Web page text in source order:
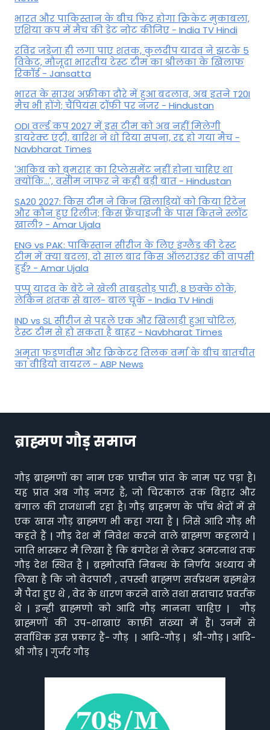
भारत और पाकिस्तान के बीच फिर होगा क्रिकेट मुकाबला,
एशिया कप में मैच की डेट नोट कीजिए - India TV Hindi
रविंद्र जडेजा ही लगा पाए शतक, कुलदीप यादव ने झटके 5
विकेट, मौजूदा भारतीय टेस्ट टीम का श्रीलंका के खिलाफ
रिकॉर्ड - Jansatta
भारत के साउथ अफ्रीका दौरे में हुआ बदलाव, अब इतने T20I
मैच भी होंगे; चैंपियंस ट्रॉफी पर नजर - Hindustan
ODI वर्ल्ड कप 2027 में इस टीम को अब नहीं मिलेगी
डायरेक्ट एंट्री, बारिश ने धो दिया सपना, रद्द हो गया मैच -
Navbharat Times
'आकिब को बुमराह का रिप्लेसमेंट नहीं होना चाहिए था
क्योंकि...', वसीम जाफर ने कही बड़ी बात - Hindustan
SA20 2027: किस टीम ने किन खिलाड़ियों को किया रिटेन
और कौन हुए रिलीज; किस फ्रेंचाइजी के पास कितने स्लॉट
खाली? - Amar Ujala
ENG vs PAK: पाकिस्तान सीरीज के लिए इंग्लैंड की टेस्ट
टीम में क्या बदला, दो साल बाद किस ऑलराउंडर की वापसी
हुई? - Amar Ujala
पप्पू यादव के बेटे ने खेली ताबड़तोड़ पारी, 8 छक्के ठोके,
लेकिन शतक से बाल- बाल चूके - India TV Hindi
IND vs SL सीरीज से पहले एक और खिलाड़ी हुआ चोटिल,
टेस्ट टीम से हो सकता है बाहर - Navbharat Times
अमृता फडणवीस और क्रिकेटर तिलक वर्मा के बीच बातचीत
का वीडियो वायरल - ABP News
ब्राह्मण गौड़ समाज
गौड़ ब्राह्मणों का नाम एक प्राचीन प्रांत के नाम पर पड़ा है।
यह प्रांत अब गौड़ नगर है, जो चिरकाल तक बिहार और
बंगाल की राजधानी रहा है। गौड़ ब्राहमण के पाँच भेदों में से
एक खास गौड़ ब्राह्मण भी कहा गया है | जिसे आदि गौड़ भी
कहते हैं | गौड़ देश में निवेश करने वाले ब्राह्मण कहलाये |
जाति भास्कर मैं लिखा है कि बंगदेश से लेकर अमरनाथ तक
गौड़ देश स्थित है | ब्रह्मोत्पत्ति निबन्ध के निर्णय अध्याय मैं
लिखा है कि जो वेदपाठी , तपस्वी ब्राह्मण सर्वप्रथम ब्रह्मक्षेत्र
मैं पैदा हुए थे , वेद के धारण करने वाले तथा सदाचार प्रवर्तक
थे | इन्ही ब्राह्मणो को आदि गौड़ मानना चाहिए | गौड़
ब्राह्मणों की उप-शाखाएं काफ़ी संख्या में हैं। उनमें से
सर्वाधिक इस प्रकार हैं- गौड़ | आदि-गौड़ | श्री-गौड़ | आदि-
श्री गौड़ | गुर्जर गौड़